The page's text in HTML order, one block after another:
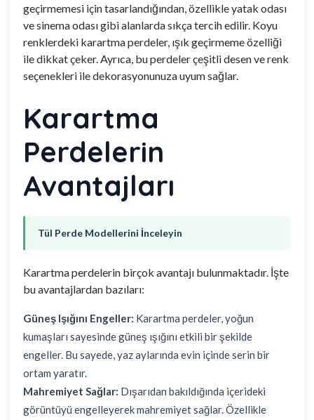
geçirmemesi için tasarlandığından, özellikle yatak odası
ve sinema odası gibi alanlarda sıkça tercih edilir. Koyu
renklerdeki karartma perdeler, ışık geçirmeme özelliği
ile dikkat çeker. Ayrıca, bu perdeler çeşitli desen ve renk
seçenekleri ile dekorasyonunuza uyum sağlar.
Karartma
Perdelerin
Avantajları
Tül Perde Modellerini İnceleyin
Karartma perdelerin birçok avantajı bulunmaktadır. İşte
bu avantajlardan bazıları:
Güneş Işığını Engeller: Karartma perdeler, yoğun
kumaşları sayesinde güneş ışığını etkili bir şekilde
engeller. Bu sayede, yaz aylarında evin içinde serin bir
ortam yaratır.
Mahremiyet Sağlar: Dışarıdan bakıldığında içerideki
görüntüyü engelleyerek mahremiyet sağlar. Özellikle